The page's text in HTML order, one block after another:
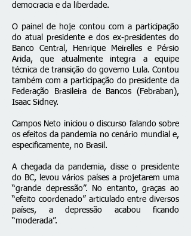
democracia e da liberdade.
O painel de hoje contou com a participação
do atual presidente e dos ex-presidentes do
Banco Central, Henrique Meirelles e Pérsio
Arida, que atualmente integra a equipe
técnica de transição do governo Lula. Contou
também com a participação do presidente da
Federação Brasileira de Bancos (Febraban),
Isaac Sidney.
Campos Neto iniciou o discurso falando sobre
os efeitos da pandemia no cenário mundial e,
especificamente, no Brasil.
A chegada da pandemia, disse o presidente
do BC, levou vários países a projetarem uma
“grande depressão”. No entanto, graças ao
“efeito coordenado” articulado entre diversos
países, a depressão acabou ficando
“moderada”.